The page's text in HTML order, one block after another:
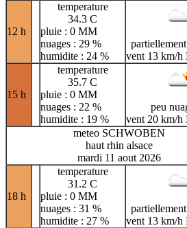
12 h
temperature
34.3 C
pluie : 0 MM
nuages : 29 %
humidite : 24 %
vent 13 km/h
15 h
temperature
35.7 C
pluie : 0 MM
nuages : 22 %
humidite : 19 %
peu
vent 20 km/h
meteo SCHWOBEN
haut rhin alsace
mardi 11 aout 2026
18 h
temperature
31.2 C
pluie : 0 MM
nuages : 31 %
humidite : 27 %
vent 13 km/h